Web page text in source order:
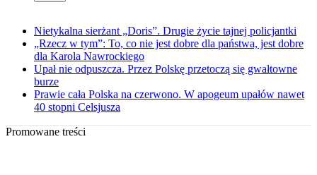
Nietykalna sierżant „Doris”. Drugie życie tajnej policjantki
„Rzecz w tym”: To, co nie jest dobre dla państwa, jest dobre
dla Karola Nawrockiego
Upał nie odpuszcza. Przez Polskę przetoczą się gwałtowne
burze
Prawie cała Polska na czerwono. W apogeum upałów nawet
40 stopni Celsjusza
Promowane treści